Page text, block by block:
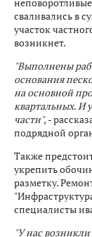
сваливались в
участок
возникнет.
"Выполнены
основания
на основной
квартальных. И
части", -
подрядной
Также
укрепить
разметку.
специалисты
"У нас